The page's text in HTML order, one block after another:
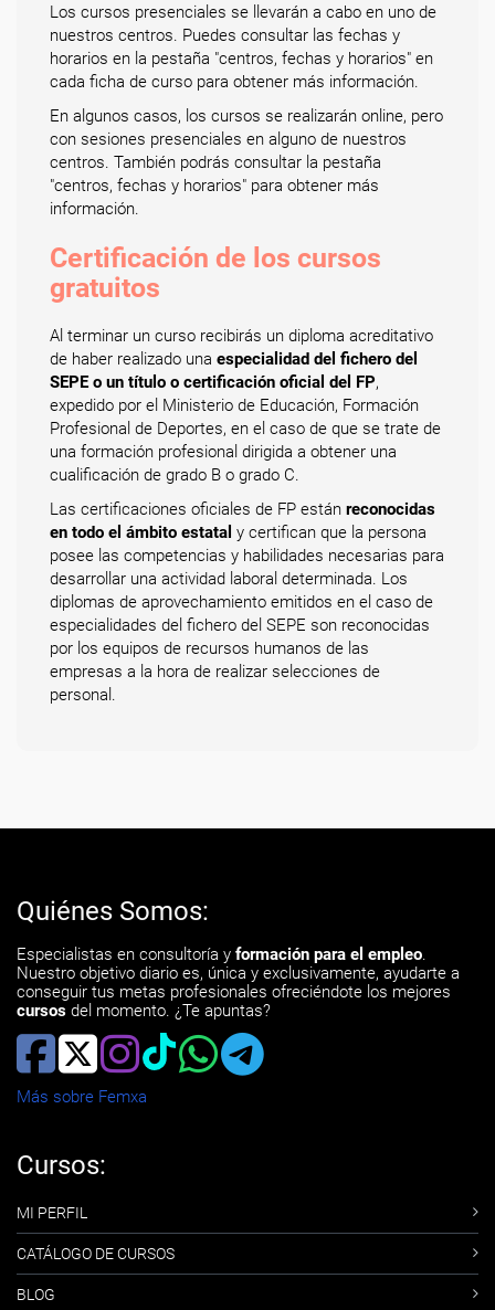
Los cursos presenciales se llevarán a cabo en uno de
nuestros centros. Puedes consultar las fechas y
horarios en la pestaña "centros, fechas y horarios" en
cada ficha de curso para obtener más información.
En algunos casos, los cursos se realizarán online, pero
con sesiones presenciales en alguno de nuestros
centros. También podrás consultar la pestaña
"centros, fechas y horarios" para obtener más
información.
Certificación de los cursos
gratuitos
Al terminar un curso recibirás un diploma acreditativo
de haber realizado una especialidad del fichero del
SEPE o un título o certificación oficial del FP,
expedido por el Ministerio de Educación, Formación
Profesional de Deportes, en el caso de que se trate de
una formación profesional dirigida a obtener una
cualificación de grado B o grado C.
Las certificaciones oficiales de FP están reconocidas
en todo el ámbito estatal y certifican que la persona
posee las competencias y habilidades necesarias para
desarrollar una actividad laboral determinada. Los
diplomas de aprovechamiento emitidos en el caso de
especialidades del fichero del SEPE son reconocidas
por los equipos de recursos humanos de las
empresas a la hora de realizar selecciones de
personal.
Quiénes Somos:
Especialistas en consultoría y formación para el empleo.
Nuestro objetivo diario es, única y exclusivamente, ayudarte a
conseguir tus metas profesionales ofreciéndote los mejores
cursos del momento. ¿Te apuntas?
Más sobre Femxa
Cursos:
MI PERFIL
CATÁLOGO DE CURSOS
BLOG